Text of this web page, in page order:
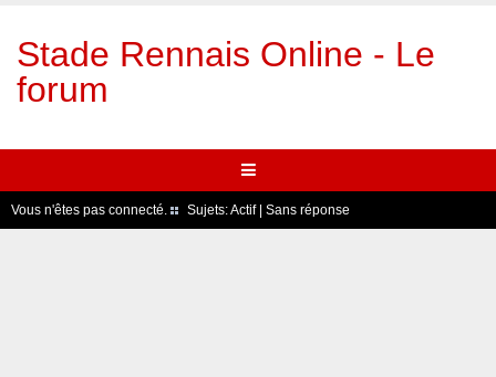
Stade Rennais Online - Le
forum
Vous n'êtes pas connecté. Sujets:Actif| Sans réponse